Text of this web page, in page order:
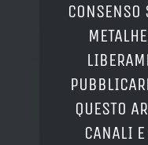
CONSENSO
QUESTO
CANALI